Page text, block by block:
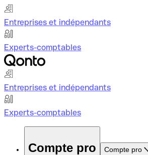
Entreprises et indépendants
Experts-comptables
Entreprises et indépendants
Experts-comptables
Compte pro Compte pro